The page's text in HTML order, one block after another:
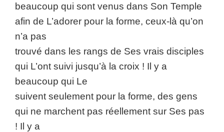
beaucoup qui sont venus dans Son Temple
afin de L’adorer pour la forme, ceux-là qu’on
n’a pas
trouvé dans les rangs de Ses vrais disciples
qui L’ont suivi jusqu’à la croix ! Il y a
beaucoup qui Le
suivent seulement pour la forme, des gens
qui ne marchent pas réellement sur Ses pas
! Il y a